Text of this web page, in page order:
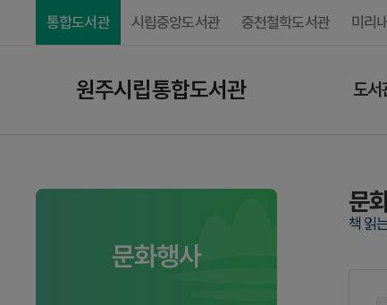
원주시립통합도서관
통합도서관 시립중앙도서관 중천철학도서관 미리
도서
문화행사
문
책 읽